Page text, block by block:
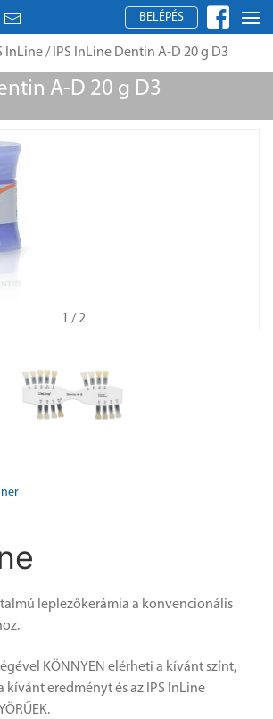
BELÉPÉS
InLine/ IPS InLine Dentin A-D 20 g D3
A-D 20 g D3
1 / 2
leplezőkerámia a konvencionális
KÖNNYEN elérheti a kívánt színt,
kívánt eredményt és az IPS InLine